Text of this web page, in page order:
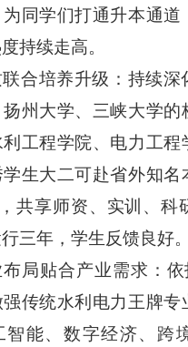
同学们打通升本通道
持续走高。
合培养升级：持续深
州大学、三峡大学的
工程学院、电力工程
生大二可赴省外知名
共享师资、实训、科
三年，学生反馈良好。
局贴合产业需求：依
传统水利电力王牌专
智能、数字经济、跨